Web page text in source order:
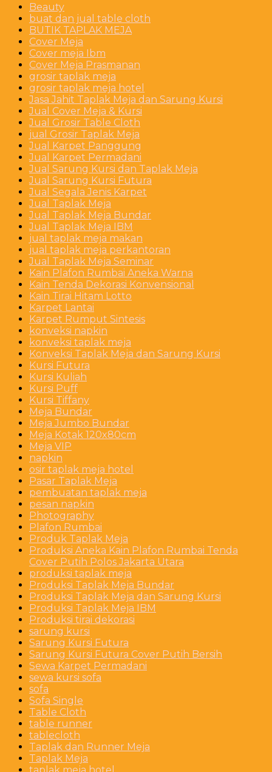
Beauty
buat dan jual table cloth
BUTIK TAPLAK MEJA
Cover Meja
Cover meja Ibm
Cover Meja Prasmanan
grosir taplak meja
grosir taplak meja hotel
Jasa Jahit Taplak Meja dan Sarung Kursi
Jual Cover Meja & Kursi
Jual Grosir Table Cloth
jual Grosir Taplak Meja
Jual Karpet Panggung
Jual Karpet Permadani
Jual Sarung Kursi dan Taplak Meja
Jual Sarung Kursi Futura
Jual Segala Jenis Karpet
Jual Taplak Meja
Jual Taplak Meja Bundar
Jual Taplak Meja IBM
jual taplak meja makan
jual taplak meja perkantoran
Jual Taplak Meja Seminar
Kain Plafon Rumbai Aneka Warna
Kain Tenda Dekorasi Konvensional
Kain Tirai Hitam Lotto
Karpet Lantai
Karpet Rumput Sintesis
konveksi napkin
konveksi taplak meja
Konveksi Taplak Meja dan Sarung Kursi
Kursi Futura
Kursi Kuliah
Kursi Puff
Kursi Tiffany
Meja Bundar
Meja Jumbo Bundar
Meja Kotak 120x80cm
Meja VIP
napkin
osir taplak meja hotel
Pasar Taplak Meja
pembuatan taplak meja
pesan napkin
Photography
Plafon Rumbai
Produk Taplak Meja
Produksi Aneka Kain Plafon Rumbai Tenda
Cover Putih Polos Jakarta Utara
produksi taplak meja
Produksi Taplak Meja Bundar
Produksi Taplak Meja dan Sarung Kursi
Produksi Taplak Meja IBM
Produksi tirai dekorasi
sarung kursi
Sarung Kursi Futura
Sarung Kursi Futura Cover Putih Bersih
Sewa Karpet Permadani
sewa kursi sofa
sofa
Sofa Single
Table Cloth
table runner
tablecloth
Taplak dan Runner Meja
Taplak Meja
taplak meja hotel